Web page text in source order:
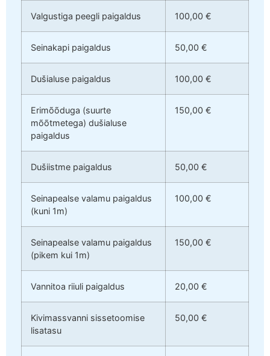
Valgustiga peegli paigaldus 100,00 €
Seinakapi paigaldus 50,00 €
Dušialuse paigaldus 100,00 €
Erimõõduga (suurte
mõõtmetega) dušialuse
paigaldus
150,00 €
Dušiistme paigaldus 50,00 €
Seinapealse valamu paigaldus
(kuni 1m)
100,00 €
Seinapealse valamu paigaldus
(pikem kui 1m)
150,00 €
Vannitoa riiuli paigaldus 20,00 €
Kivimassvanni sissetoomise
lisatasu
50,00 €